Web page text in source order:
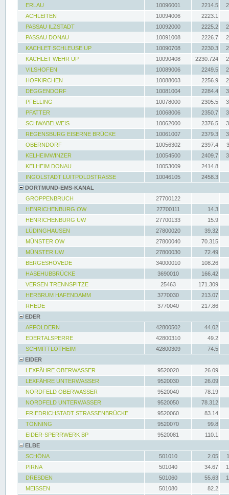
ERLAU
10096001 2214.5
ACHLEITEN
10094006
2223.1
PASSAU ILZSTADT
10092000 2225.2
PASSAU DONAU
10091008 2226.7
KACHLET SCHLEUSE UP
10090708 2230.3
KACHLET WEHR UP
10090408 2230.724
VILSHOFEN
10089006 2249.5
HOFKIRCHEN
10088003 2256.9
DEGGENDORF
10081004 2284.4
PFELLING
10078000 2305.5
PFATTER
10068006 2350.7
SCHWABELWEIS
10062000 2376.5
REGENSBURG EISERNE BRÜCKE
10061007 2379.3
OBERNDORF
10056302 2397.4
KELHEIMWINZER
10054500 2409.7
KELHEIM DONAU
10053009
2414.8
INGOLSTADT LUITPOLDSTRASSE
10046105
2458.3
DORTMUND-EMS-KANAL
GROPPENBRUCH
27700122
HENRICHENBURG OW
27700111
14.3
HENRICHENBURG UW
27700133
15.9
LÜDINGHAUSEN
27800020
39.32
MÜNSTER OW
27800040
70.315
MÜNSTER UW
27800030
72.49
BERGESHÖVEDE
34000010
108.26
HASEHUBBRÜCKE
3690010
166.42
VERSEN TRENNSPITZE
25463
171.309
HERBRUM HAFENDAMM
3770030
213.07
RHEDE
3770040
217.86
EDER
AFFOLDERN
42800502
44.02
EDERTALSPERRE
42800310
49.2
SCHMITTLOTHEIM
42800309
74.5
EIDER
LEXFÄHRE OBERWASSER
9520020
26.09
LEXFÄHRE UNTERWASSER
9520030
26.09
NORDFELD OBERWASSER
9520040
78.19
NORDFELD UNTERWASSER
9520050
78.312
FRIEDRICHSTADT STRASSENBRÜCKE
9520060
83.14
TÖNNING
9520070
99.8
EIDER-SPERRWERK BP
9520081
110.1
ELBE
SCHÖNA
501010 2.05
PIRNA
501040 34.67
DRESDEN
501060 55.63
MEISSEN
501080
82.2